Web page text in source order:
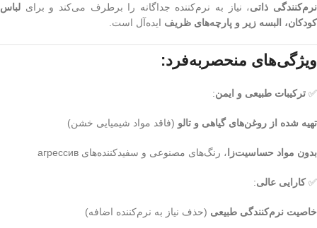
نرم‌کنندگی ذاتی، نیاز به نرم‌کننده جداگانه را برطرف می‌کند و برای لباس
کودکان، البسه زیر و پارچه‌های ظریف ایده‌آل است.
ویژگی‌های منحصربه‌فرد:
✅ ترکیبات طبیعی و ایمن:
تهیه شده از روغن‌های گیاهی و تالو (فاقد مواد شیمیایی خشن)
بدون مواد حساسیت‌زا ، رنگ‌های مصنوعی و سفیدکننده‌های агрессив
✅کارایی عالی:
خاصیت نرم‌کنندگی طبیعی (حذف نیاز به نرم‌کننده اضافه)